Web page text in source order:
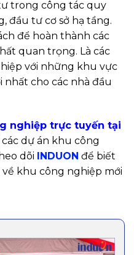
trong công tác quy
đầu tư cơ sở hạ tầng.
để hoàn thành các
quan trọng. Là các
với những khu vực
nhất cho các nhà đầu
nghiệp trực tuyến tại
dự án khu công
dõi INDUON để biết
khu công nghiệp mới